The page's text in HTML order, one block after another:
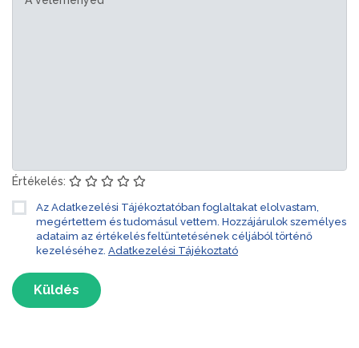
Értékelés:
Az Adatkezelési Tájékoztatóban foglaltakat elolvastam,
megértettem és tudomásul vettem. Hozzájárulok személyes
adataim az értékelés feltüntetésének céljából történő
kezeléséhez. Adatkezelési Tájékoztató
Küldés